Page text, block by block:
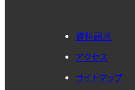
資料請求
アクセス
サイトマップ